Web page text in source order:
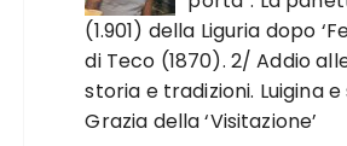
(1.901) della Liguria dopo
di Teco (1870). 2/ Addio
storia e tradizioni. Luigina
Grazia della ‘Visitazione’